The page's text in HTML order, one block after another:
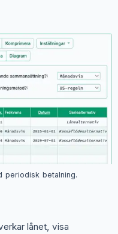
periodisk betalning.
lånet, visa